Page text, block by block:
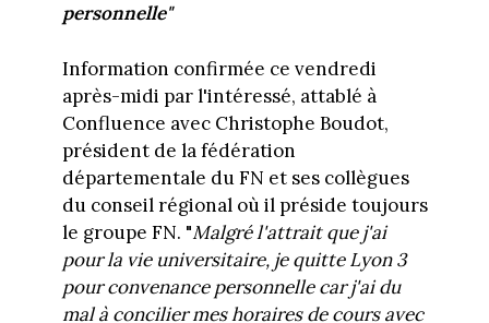
personnelle"
Information confirmée ce vendredi
après-midi par l'intéressé, attablé à
Confluence avec Christophe Boudot,
président de la fédération
départementale du FN et ses collègues
du conseil régional où il préside toujours
le groupe FN. "Malgré l'attrait que j'ai
pour la vie universitaire, je quitte Lyon 3
pour convenance personnelle car j'ai du
mal à concilier mes horaires de cours avec